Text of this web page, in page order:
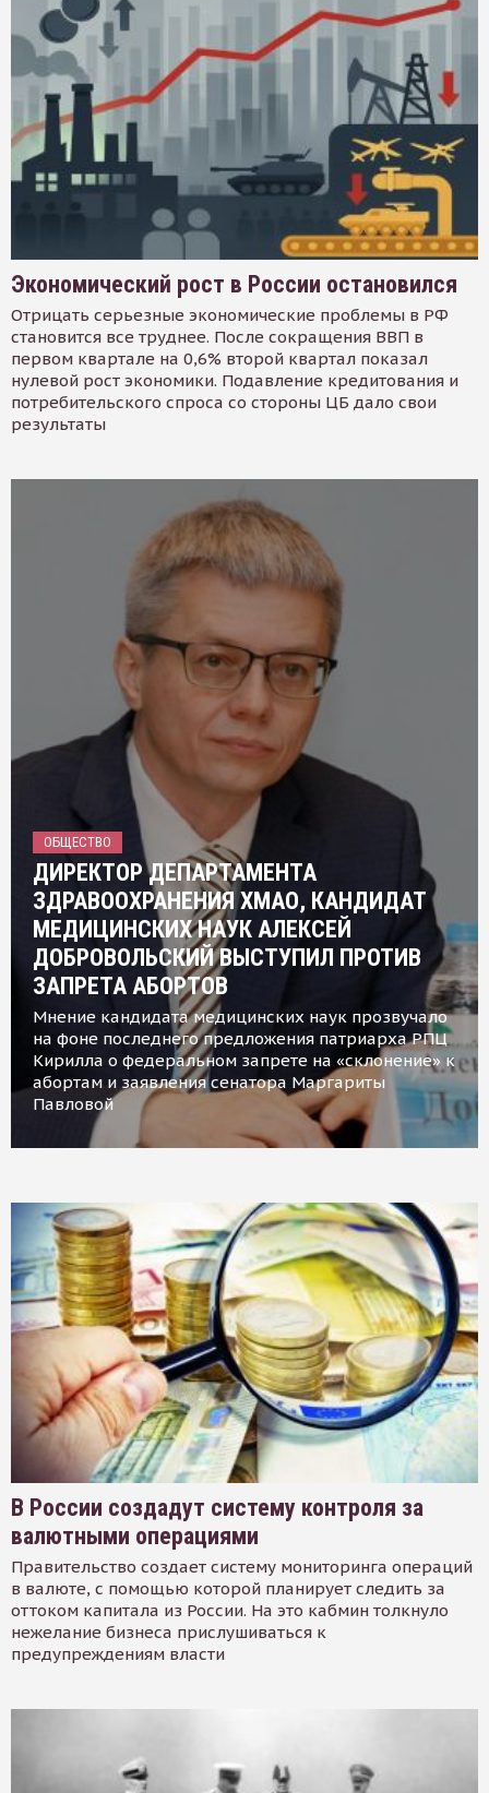
Экономический рост в России остановился
Отрицать серьезные экономические проблемы в РФ
становится все труднее. После сокращения ВВП в
первом квартале на 0,6% второй квартал показал
нулевой рост экономики. Подавление кредитования и
потребительского спроса со стороны ЦБ дало свои
результаты
ОБЩЕСТВО
ДИРЕКТОР ДЕПАРТАМЕНТА
ЗДРАВООХРАНЕНИЯ ХМАО, КАНДИДАТ
МЕДИЦИНСКИХ НАУК АЛЕКСЕЙ
ДОБРОВОЛЬСКИЙ ВЫСТУПИЛ ПРОТИВ
ЗАПРЕТА АБОРТОВ
Мнение кандидата медицинских наук прозвучало
на фоне последнего предложения патриарха РПЦ
Кирилла о федеральном запрете на «склонение» к
абортам и заявления сенатора Маргариты
Павловой
В России создадут систему контроля за
валютными операциями
Правительство создает систему мониторинга операций
в валюте, с помощью которой планирует следить за
оттоком капитала из России. На это кабмин толкнуло
нежелание бизнеса прислушиваться к
предупреждениям власти